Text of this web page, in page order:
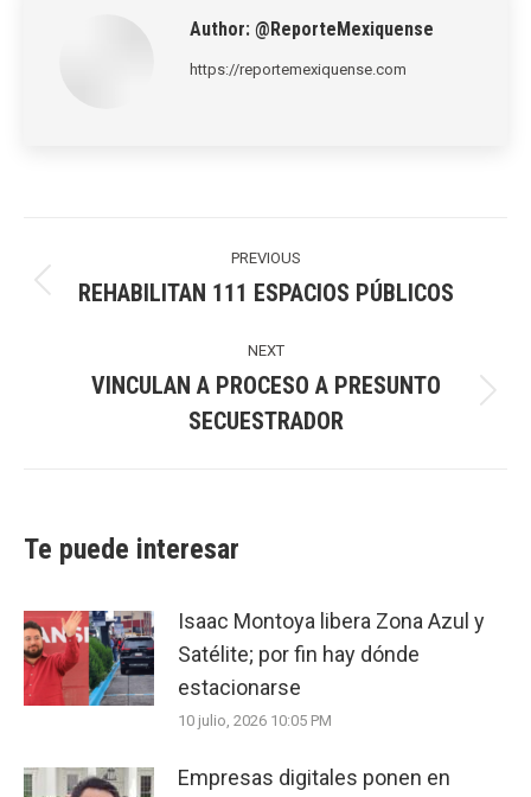
Author: @ReporteMexiquense
https://reportemexiquense.com
navigation
PREVIOUS
Previous
REHABILITAN 111 ESPACIOS PÚBLICOS
NEXT
post:
VINCULAN A PROCESO A PRESUNTO
SECUESTRADOR
Te puede interesar
Isaac Montoya libera Zona Azul y
Satélite; por fin hay dónde
estacionarse
10 julio, 2026 10:05 PM
Empresas digitales ponen en